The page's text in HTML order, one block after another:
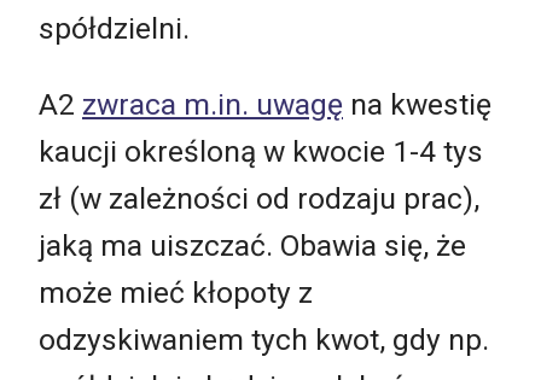
spółdzielni.
A2 zwraca m.in. uwagę na kwestię
kaucji określoną w kwocie 1-4 tys
zł (w zależności od rodzaju prac),
jaką ma uiszczać. Obawia się, że
może mieć kłopoty z
odzyskiwaniem tych kwot, gdy np.